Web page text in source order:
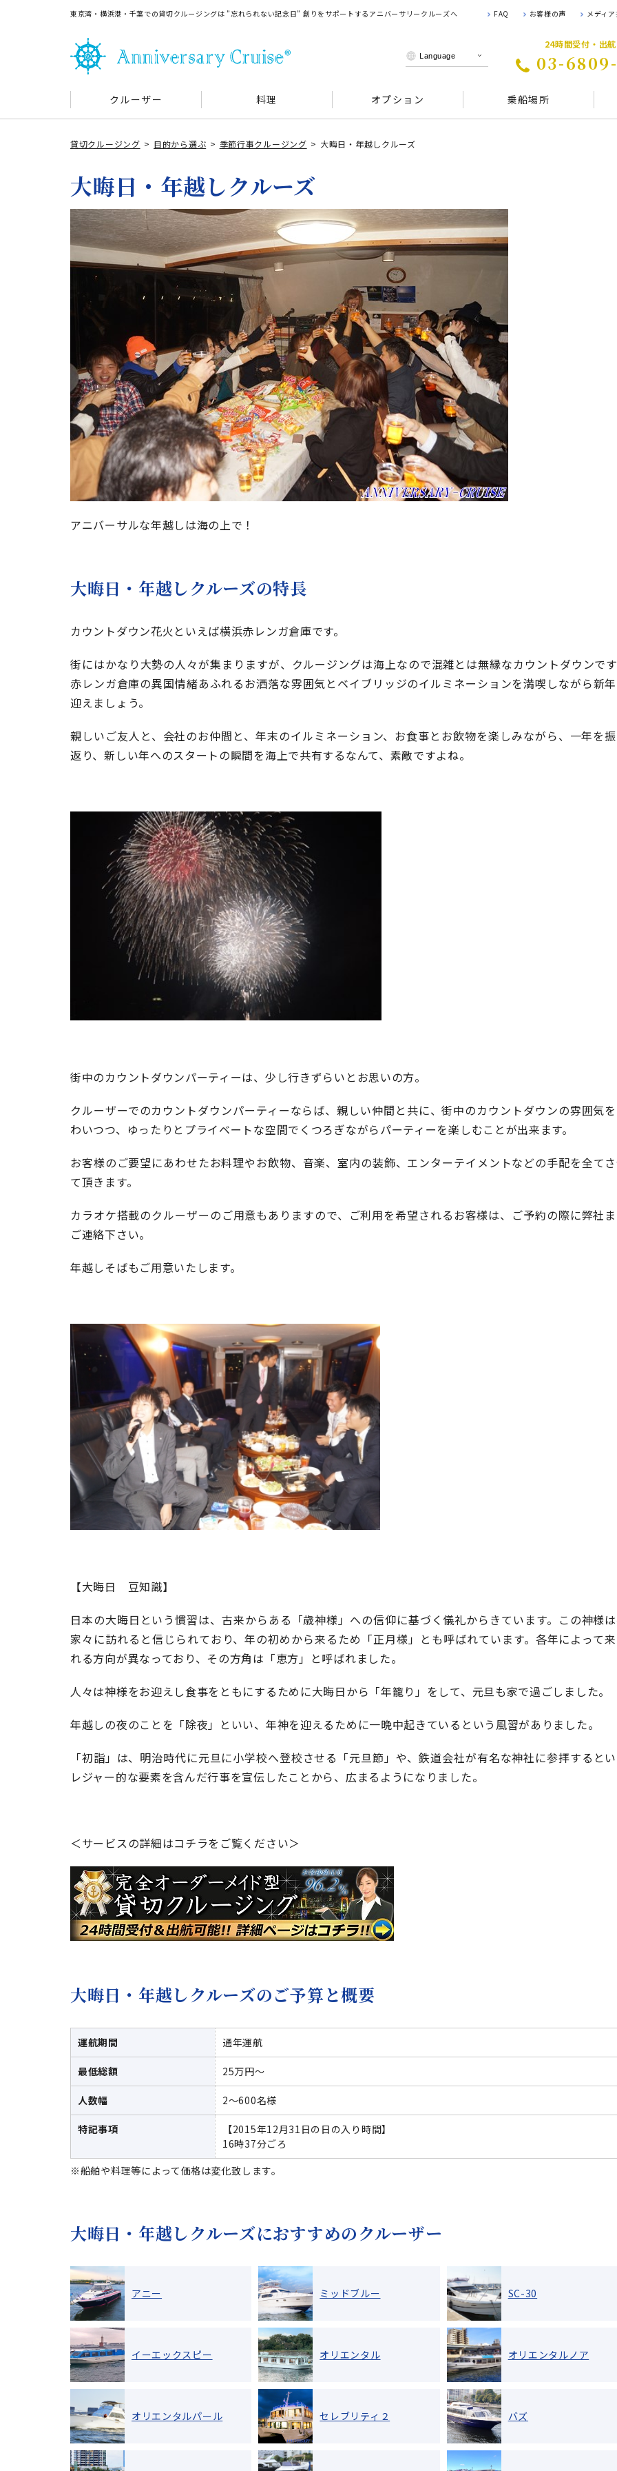
東京湾・横浜港・千葉での貸切クルージングは ”忘れられない記念日” 創りをサポートするアニバーサリークルーズへ FAQ お客様の声 メディ
24時間受付・出航
03-
クルーザー 料理 オプション 乗船場所
貸切クルージング 目的から選ぶ 季節行事クルージング 大晦日・年越しクルーズ
大晦日・年越しクルーズ
アニバーサルな年越しは海の上で！
大晦日・年越しクルーズの特長
カウントダウン花火といえば横浜赤レンガ倉庫です。
街にはかなり大勢の人々が集まりますが、クルージングは海上なので混雑とは無縁なカウントダウンです
赤レンガ倉庫の異国情緒あふれるお洒落な雰囲気とベイブリッジのイルミネーションを満喫しながら新
迎えましょう。
親しいご友人と、会社のお仲間と、年末のイルミネーション、お食事とお飲物を楽しみながら、一年を振
返り、新しい年へのスタートの瞬間を海上で共有するなんて、素敵ですよね。
街中のカウントダウンパーティーは、少し行きずらいとお思いの方。
クルーザーでのカウントダウンパーティーならば、親しい仲間と共に、街中のカウントダウンの雰囲気
わいつつ、ゆったりとプライベートな空間でくつろぎながらパーティーを楽しむことが出来ます。
お客様のご要望にあわせたお料理やお飲物、音楽、室内の装飾、エンターテイメントなどの手配を全て
て頂きます。
カラオケ搭載のクルーザーのご用意もありますので、ご利用を希望されるお客様は、ご予約の際に弊社
ご連絡下さい。
年越しそばもご用意いたします。
【大晦日 豆知識】
日本の大晦日という慣習は、古来からある「歳神様」への信仰に基づく儀礼からきています。この神様
家々に訪れると信じられており、年の初めから来るため「正月様」とも呼ばれています。各年によって
れる方向が異なっており、その方角は「恵方」と呼ばれました。
人々は神様をお迎えし食事をともにするために大晦日から「年籠り」をして、元旦も家で過ごしました。
年越しの夜のことを「除夜」といい、年神を迎えるために一晩中起きているという風習がありました。
「初詣」は、明治時代に元旦に小学校へ登校させる「元旦節」や、鉄道会社が有名な神社に参拝するとい
レジャー的な要素を含んだ行事を宣伝したことから、広まるようになりました。
＜サービスの詳細はコチラをご覧ください＞
大晦日・年越しクルーズのご予算と概要
運航期間 通年運航
最低総額 25万円～
人数幅 2～600名様
特記事項
【2015年12月31日の日の入り時間】
16時37分ごろ
※船舶や料理等によって価格は変化致します。
大晦日・年越しクルーズにおすすめのクルーザー
アニー ミッドブルー SC-30
イーエックスピー オリエンタル オリエンタルノア
オリエンタルパール セレブリティ２ バズ